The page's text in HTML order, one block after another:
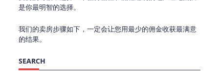
是你最明智的选择。
我们的卖房步骤如下，一定会让您用最少的佣金收获最满意
的结果。
SEARCH